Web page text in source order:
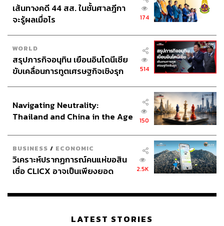
เส้นทางคดี 44 สส. ในชั้นศาลฎีกา
จะรู้ผลเมื่อไร
174
WORLD
สรุปภารกิจอนุทิน เยือนอินโดนีเซีย
ขับเคลื่อนการทูตเศรษฐกิจเชิงรุก
514
Navigating Neutrality:
Thailand and China in the Age
150
BUSINESS / ECONOMIC
วิเคราะห์ปรากฏการณ์คนแห่ขอสิน
เชื่อ CLICX อาจเป็นเพียงยอด
เรือนไทยที่ถูกซุกไว้
2.5K
LATEST STORIES